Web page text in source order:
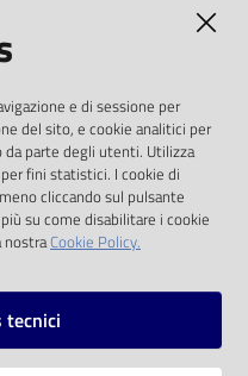
direttiva
36/2006
e di sessione per
del sito, e cookie analitici per
parte degli utenti. Utilizza
fini statistici. I cookie di
cliccando sul pulsante
su come disabilitare i cookie
nostraCookie Policy.
tecnici